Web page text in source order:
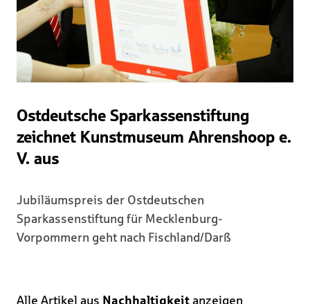
Ostdeutsche Sparkassenstiftung
zeichnet Kunstmuseum Ahrenshoop e.
V. aus
Jubiläumspreis der Ostdeutschen
Sparkassenstiftung für Mecklenburg-
Vorpommern geht nach Fischland/Darß
Alle Artikel aus Nachhaltigkeit anzeigen